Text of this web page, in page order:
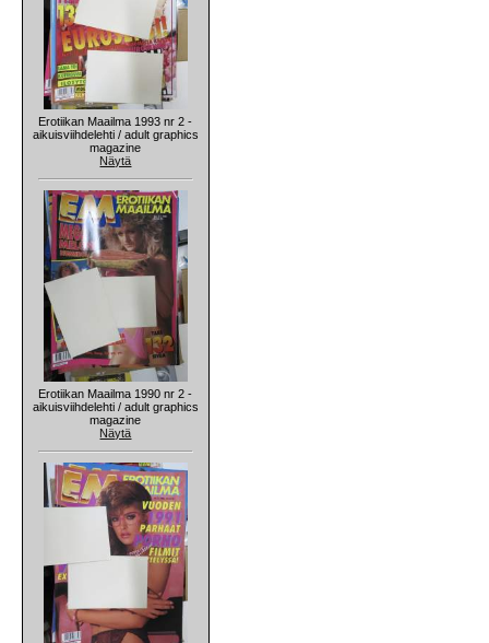
Erotiikan Maailma 1993 nr 2 -
aikuisviihdelehti / adult graphics
magazine
Näytä
Erotiikan Maailma 1990 nr 2 -
aikuisviihdelehti / adult graphics
magazine
Näytä